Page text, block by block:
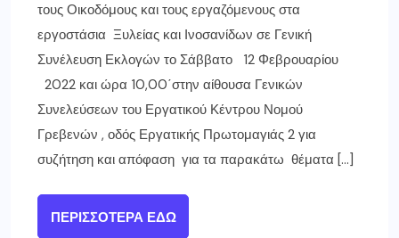
τους Οικοδόμους και τους εργαζόμενους στα
εργοστάσια Ξυλείας και Ινοσανίδων σε Γενική
Συνέλευση Εκλογών το Σάββατο 12 Φεβρουαρίου
2022 και ώρα 10,00΄στην αίθουσα Γενικών
Συνελεύσεων του Εργατικού Κέντρου Νομού
Γρεβενών , οδός Εργατικής Πρωτομαγιάς 2 για
συζήτηση και απόφαση για τα παρακάτω θέματα […]
ΠΕΡΙΣΣΌΤΕΡΑ ΕΔΏ